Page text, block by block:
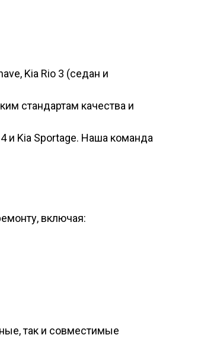
Kia Rio 3 (седан и
стандартам качества и
и Kia Sportage. Наша команда
включая:
так и совместимые